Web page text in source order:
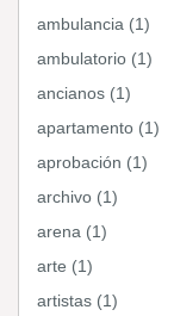
ambulancia (1)
ambulatorio (1)
ancianos (1)
apartamento (1)
aprobación (1)
archivo (1)
arena (1)
arte (1)
artistas (1)